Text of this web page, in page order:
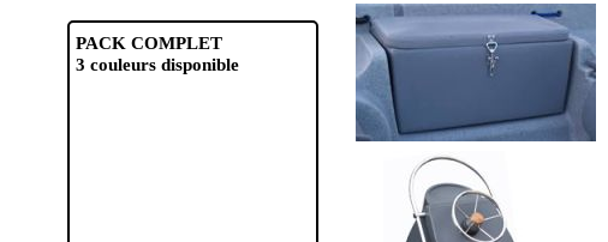
PACK COMPLET
3 couleurs disponible